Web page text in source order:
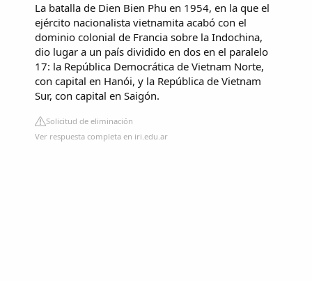
La batalla de Dien Bien Phu en 1954, en la que el
ejército nacionalista vietnamita acabó con el
dominio colonial de Francia sobre la Indochina,
dio lugar a un país dividido en dos en el paralelo
17: la República Democrática de Vietnam Norte,
con capital en Hanói, y la República de Vietnam
Sur, con capital en Saigón.
Solicitud de eliminación
Ver respuesta completa en iri.edu.ar